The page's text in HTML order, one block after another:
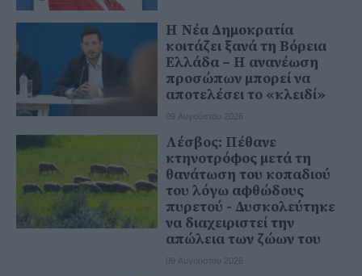
Η Νέα Δημοκρατία
κοιτάζει ξανά τη Βόρεια
Ελλάδα – Η ανανέωση
προσώπων μπορεί να
αποτελέσει το «κλειδί»
09 Αυγούστου 2026
Λέσβος: Πέθανε
κτηνοτρόφος μετά τη
θανάτωση του κοπαδιού
του λόγω αφθώδους
πυρετού - Δυσκολεύτηκε
να διαχειριστεί την
απώλεια των ζώων του
09 Αυγούστου 2026